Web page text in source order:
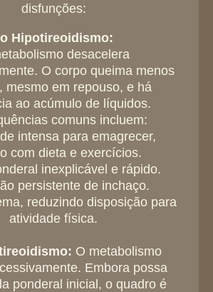
disfunções:
Hipotireoidismo:
desacelera
O corpo queima menos
mesmo em repouso, e há
ao acúmulo de líquidos.
comuns incluem:
intensa para emagrecer,
com dieta e exercícios.
inexplicável e rápido.
persistente de inchaço.
reduzindo disposição para
atividade física.
O metabolismo
Embora possa
ponderal inicial, o quadro é